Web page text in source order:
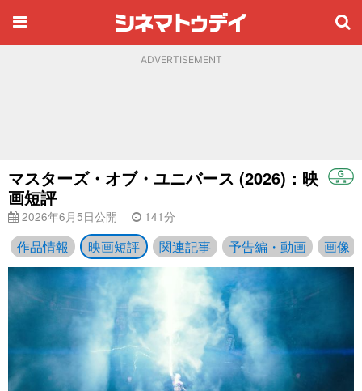
ADVERTISEMENT
マスターズ・オブ・ユニバース (2026)：映
画短評
2026年6月5日公開 141分
作品情報 映画短評 関連記事 予告編・動画 画像